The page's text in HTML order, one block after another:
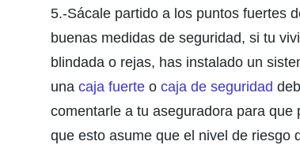
5.-Sácale partido a los puntos fuertes
buenas medidas de seguridad, si tu
blindada o rejas, has instalado un
una caja fuerte o caja de seguridad
comentarle a tu aseguradora para
que esto asume que el nivel de riesgo